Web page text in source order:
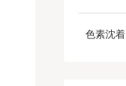
色素沈着